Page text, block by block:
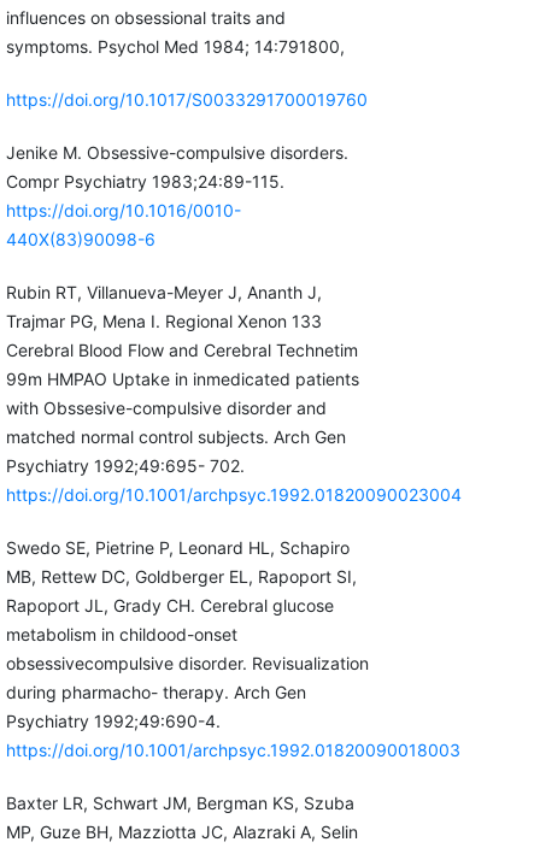
influences on obsessional traits and
symptoms. Psychol Med 1984; 14:791800,
https://doi.org/10.1017/S0033291700019760
Jenike M. Obsessive-compulsive disorders.
Compr Psychiatry 1983;24:89-115.
https://doi.org/10.1016/0010-
440X(83)90098-6
Rubin RT, Villanueva-Meyer J, Ananth J,
Trajmar PG, Mena I. Regional Xenon 133
Cerebral Blood Flow and Cerebral Technetim
99m HMPAO Uptake in inmedicated patients
with Obssesive-compulsive disorder and
matched normal control subjects. Arch Gen
Psychiatry 1992;49:695- 702.
https://doi.org/10.1001/archpsyc.1992.01820090023004
Swedo SE, Pietrine P, Leonard HL, Schapiro
MB, Rettew DC, Goldberger EL, Rapoport SI,
Rapoport JL, Grady CH. Cerebral glucose
metabolism in childood-onset
obsessivecompulsive disorder. Revisualization
during pharmacho- therapy. Arch Gen
Psychiatry 1992;49:690-4.
https://doi.org/10.1001/archpsyc.1992.01820090018003
Baxter LR, Schwart JM, Bergman KS, Szuba
MP, Guze BH, Mazziotta JC, Alazraki A, Selin